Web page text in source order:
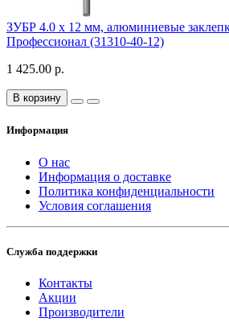
ЗУБР 4.0 х 12 мм, алюминиевые
Профессионал (31310-40-12)
1 425.00 р.
В корзину
Информация
О нас
Информация о доставке
Политика конфиденциальности
Условия соглашения
Служба поддержки
Контакты
Акции
Производители